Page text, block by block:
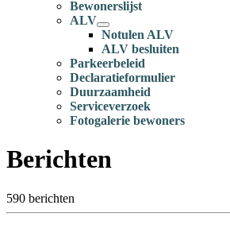
Bewonerslijst
ALV
Notulen ALV
ALV besluiten
Parkeerbeleid
Declaratieformulier
Duurzaamheid
Serviceverzoek
Fotogalerie bewoners
Berichten
590 berichten